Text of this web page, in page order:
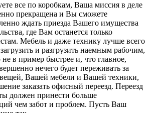
все по коробкам, Ваша миссия в деле
прекращена и Вы сможете
ждать приезда Вашего имущества
где Вам останется только
Мебель и даже технику лучше всего
и разгрузить наемным рабочим,
в пример быстрее и, что главное,
нечего будет переживать за
Вашей мебели и Вашей техники,
заказать офисный переезд. Переезд
должен принести больше
чем забот и проблем. Пусть Ваш